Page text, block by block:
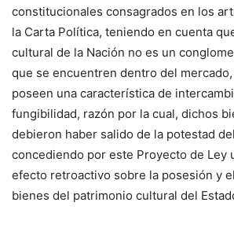
constitucionales consagrados en los
la Carta Política, teniendo en cuenta
cultural de la Nación no es un
que se encuentren dentro del
poseen una característica de
fungibilidad, razón por la cual, dichos
debieron haber salido de la potestad
concediendo por este Proyecto de Ley
efecto retroactivo sobre la posesión y
bienes del patrimonio cultural del